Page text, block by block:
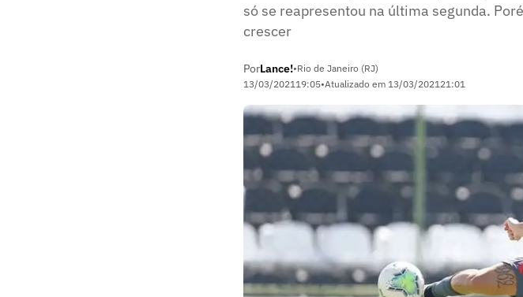
só se reapresentou na última segunda.
crescer
PorLance!•Rio de Janeiro (RJ)
13/03/202119:05•Atualizado em 13/03/202121:01